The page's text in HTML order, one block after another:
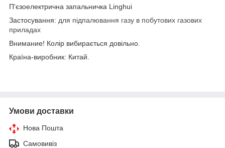
П'єзоелектрична запальничка Linghui
Застосування: для підпалювання газу в побутових газових
приладах
Внимание! Колір вибирається довільно.
Країна-виробник: Китай.
Умови доставки
Нова Пошта
Самовивіз